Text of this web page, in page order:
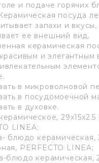
и подаче горячих
посуда
запахи и
ее внешний вид.
керамическая
и
в микроволновой
в посудомоечной
в духовке.
LINEA;
блюдо керамическая,
PERFECTO LINEA;
блюдо керамическая,